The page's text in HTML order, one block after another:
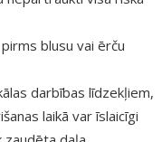
blusu vai ērču
darbības līdzekļiem,
laikā var īslaicīgi